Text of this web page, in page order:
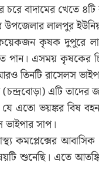
চরে বাদামের খেতে
লালপুর
কৃষক দুপুরে
পান। এসময়
তিনটি রাসেলস
এটি তাদের
যে এতো ভয়ঙ্কর বিষ
সাপ।
কমপ্লেক্সের
শুনেছি। এতে